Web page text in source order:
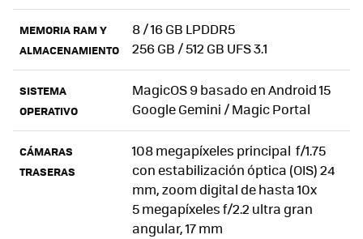
MEMORIA RAM Y
ALMACENAMIENTO
8 / 16 GB LPDDR5
256 GB / 512 GB UFS 3.1
SISTEMA
OPERATIVO
MagicOS 9 basado en Android 15
Google Gemini / Magic Portal
CÁMARAS
TRASERAS
108 megapíxeles principal f/1.75
con estabilización óptica (OIS) 24
mm, zoom digital de hasta 10x
5 megapíxeles f/2.2 ultra gran
angular, 17 mm